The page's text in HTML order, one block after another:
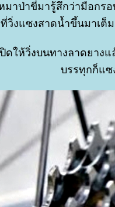
าป่าขี่มารู้สึกว่ามือกร
วิ่งแซงสาดน้ำขึ้นมาเต็
ให้วิ่งบนทางลาดยาง
บรรทุกก็แซ